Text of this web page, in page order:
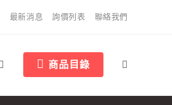
最新消息 詢價列表 聯絡我們
商品目錄